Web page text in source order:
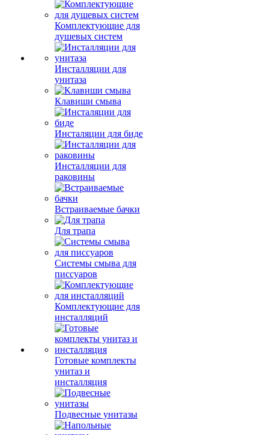
Комплектующие для
душевых систем
Инсталляции для
унитаза
Клавиши смыва
Инсталяции для биде
Инсталляции для
раковины
Встраиваемые бачки
Для трапа
Системы смыва для
писсуаров
Комплектующие для
инсталляций
Готовые комплекты
унитаз и
инсталляция
Подвесные унитазы